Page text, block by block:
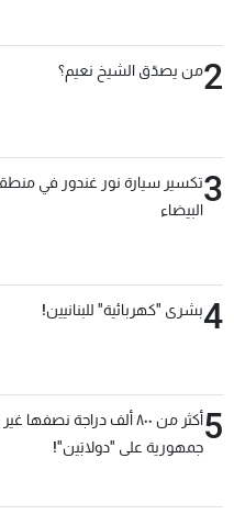
2من يصدّق الشيخ نعيم؟
3تكسير سيارة نور غندور في
البيضاء
4بشرى "كهربائية" للبنانيين!
5
أكثر من ٨٠٠ ألف دراجة
جمهورية على "دولابَين"!